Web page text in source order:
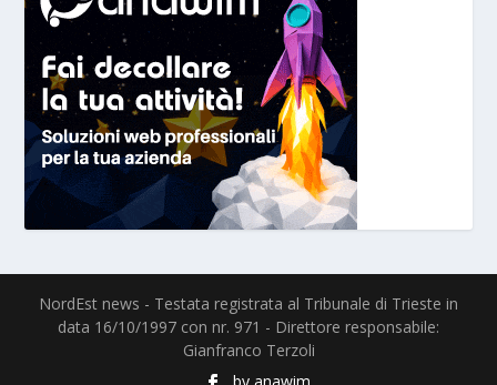
NordEst news - Testata registrata al Tribunale di Trieste in
data 16/10/1997 con nr. 971 - Direttore responsabile:
Gianfranco Terzoli